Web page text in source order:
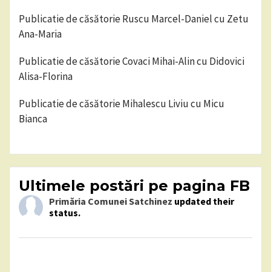
Publicatie de căsătorie Ruscu Marcel-Daniel cu Zetu
Ana-Maria
Publicatie de căsătorie Covaci Mihai-Alin cu Didovici
Alisa-Florina
Publicatie de căsătorie Mihalescu Liviu cu Micu
Bianca
Ultimele postări pe pagina FB
Primăria Comunei Satchinez updated their
status.